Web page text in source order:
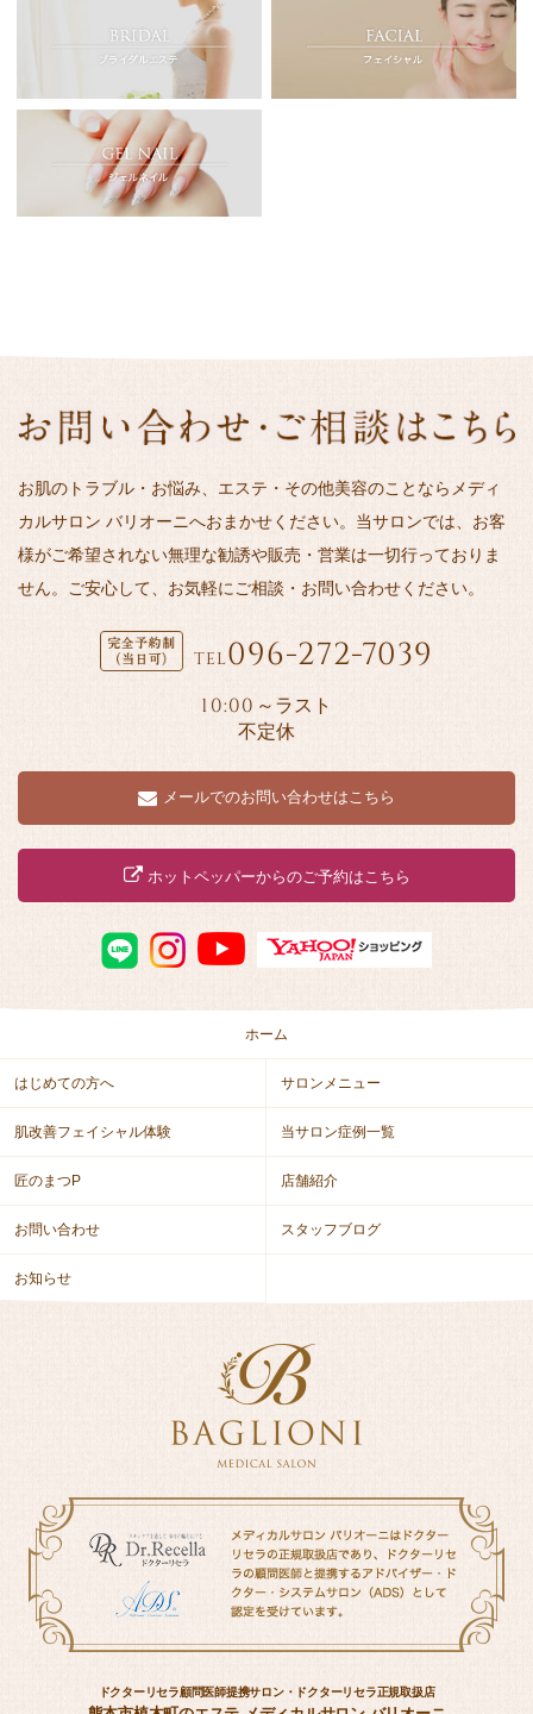
お肌のトラブル・お悩み、エステ・その他美容のことならメディ
カルサロン バリオーニへおまかせください。当サロンでは、お客
様がご希望されない無理な勧誘や販売・営業は一切行っておりま
せん。ご安心して、お気軽にご相談・お問い合わせください。
TEL096-272-7039
10:00 ～ラスト
不定休
メールでのお問い合わせはこちら
ホットペッパーからのご予約はこちら
ホーム
はじめての方へ サロンメニュー
肌改善フェイシャル体験 当サロン症例一覧
匠のまつP 店舗紹介
お問い合わせ スタッフブログ
お知らせ
ドクターリセラ顧問医師提携サロン・ドクターリセラ正規取扱店